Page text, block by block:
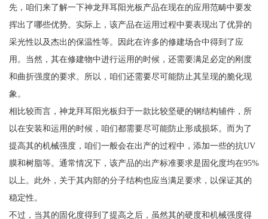
先，咱们来了解一下神龙拜耳阳光板产品在现在的应用范畴中要发
挥出了哪些优势。实际上，该产品在运用过程中要表现出了优异的
采光性以及杰出的保温性等。因此在许多的修建场合中得到了应
用。当然，其在修建物中进行运用的时候，还需要满足必定的刚度
和曲折强度的要求。所以，咱们还需要尽可能防止其呈现的脆化现
象。
相比较而言，神龙拜耳阳光板归于一款比较坚硬的钢结构辅件，所
以在安装和运用的时候，咱们都需要尽可能防止形成损坏。而为了
提高其的机械强度，咱们一般会在出产的过程中，添加一些的抗UV
膜和树脂等。通常情况下，该产品的出产标准要求是固化度均在95%
以上。此外，关于其内部的分子结构也应当满足要求，以保证其的
稳定性。
不过，当其的固化度得到了提高之后，虽然其的硬度和机械强度得